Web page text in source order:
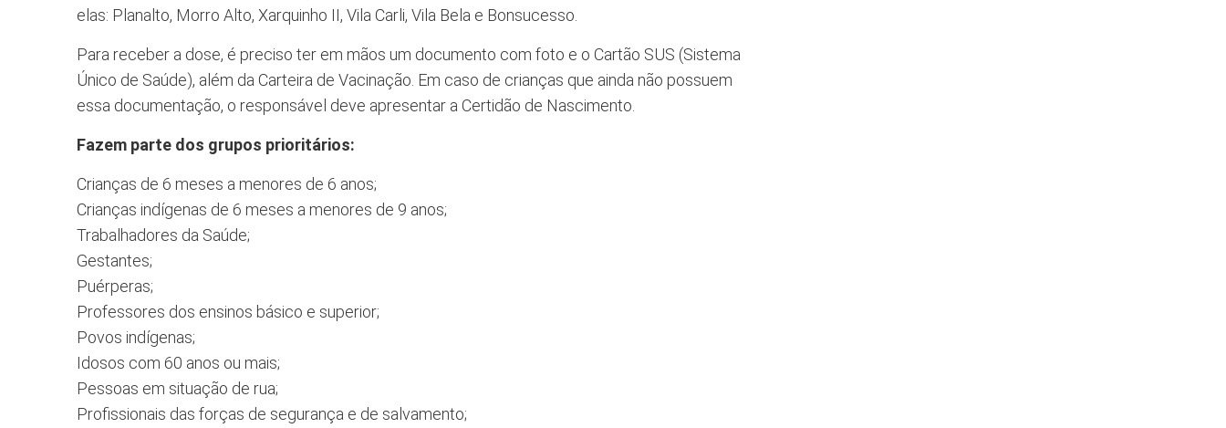
elas: Planalto, Morro Alto, Xarquinho II, Vila Carli, Vila Bela e Bonsucesso.
Para receber a dose, é preciso ter em mãos um documento com foto e o Cartão SUS (Sistema
Único de Saúde), além da Carteira de Vacinação. Em caso de crianças que ainda não possuem
essa documentação, o responsável deve apresentar a Certidão de Nascimento.
Fazem parte dos grupos prioritários:
Crianças de 6 meses a menores de 6 anos;
Crianças indígenas de 6 meses a menores de 9 anos;
Trabalhadores da Saúde;
Gestantes;
Puérperas;
Professores dos ensinos básico e superior;
Povos indígenas;
Idosos com 60 anos ou mais;
Pessoas em situação de rua;
Profissionais das forças de segurança e de salvamento;